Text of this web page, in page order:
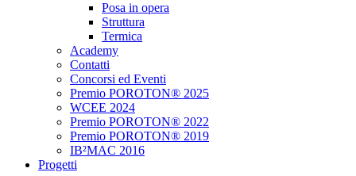
Posa in opera
Struttura
Termica
Academy
Contatti
Concorsi ed Eventi
Premio POROTON® 2025
WCEE 2024
Premio POROTON® 2022
Premio POROTON® 2019
IB²MAC 2016
Progetti